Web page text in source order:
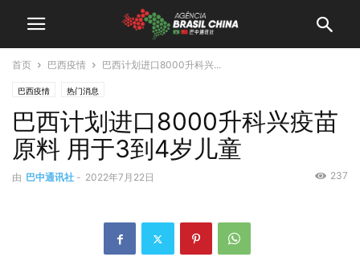
首页 巴西疫情 巴西计划进口8000升科兴...
巴西疫情 热门消息
巴西计划进口8000升科兴疫苗
原料 用于3到4岁儿童
由 巴中通讯社 - 2022年7月22日 237